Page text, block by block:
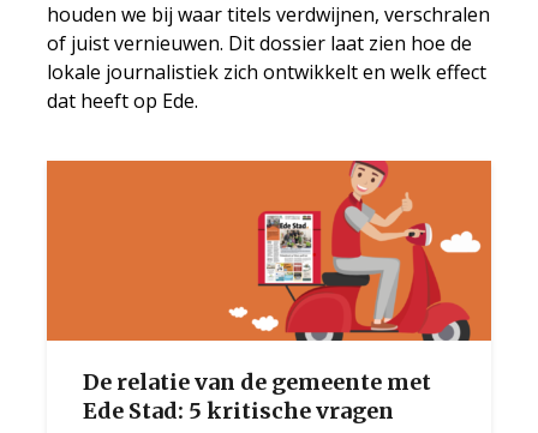
houden we bij waar titels verdwijnen, verschralen
of juist vernieuwen. Dit dossier laat zien hoe de
lokale journalistiek zich ontwikkelt en welk effect
dat heeft op Ede.
De relatie van de gemeente met
Ede Stad: 5 kritische vragen